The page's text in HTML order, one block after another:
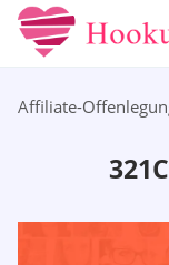
Affiliate-